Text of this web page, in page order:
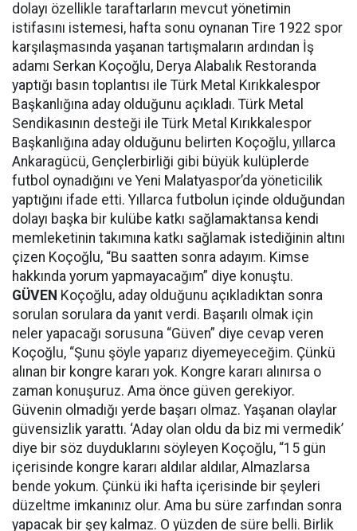
dolayı özellikle taraftarların mevcut yönetimin
istifasını istemesi, hafta sonu oynanan Tire 1922 spor
karşılaşmasında yaşanan tartışmaların ardından İş
adamı Serkan Koçoğlu, Derya Alabalık Restoranda
yaptığı basın toplantısı ile Türk Metal Kırıkkalespor
Başkanlığına aday olduğunu açıkladı. Türk Metal
Sendikasının desteği ile Türk Metal Kırıkkalespor
Başkanlığına aday olduğunu belirten Koçoğlu, yıllarca
Ankaragücü, Gençlerbirliği gibi büyük kulüplerde
futbol oynadığını ve Yeni Malatyaspor’da yöneticilik
yaptığını ifade etti. Yıllarca futbolun içinde olduğundan
dolayı başka bir kulübe katkı sağlamaktansa kendi
memleketinin takımına katkı sağlamak istediğinin altını
çizen Koçoğlu, “Bu saatten sonra adayım. Kimse
hakkında yorum yapmayacağım” diye konuştu.
GÜVEN Koçoğlu, aday olduğunu açıkladıktan sonra
sorulan sorulara da yanıt verdi. Başarılı olmak için
neler yapacağı sorusuna “Güven” diye cevap veren
Koçoğlu, “Şunu şöyle yaparız diyemeyeceğim. Çünkü
alınan bir kongre kararı yok. Kongre kararı alınırsa o
zaman konuşuruz. Ama önce güven gerekiyor.
Güvenin olmadığı yerde başarı olmaz. Yaşanan olaylar
güvensizlik yarattı. ‘Aday olan oldu da biz mi vermedik’
diye bir söz duyduklarını söyleyen Koçoğlu, “15 gün
içerisinde kongre kararı aldılar aldılar, Almazlarsa
bende yokum. Çünkü iki hafta içerisinde bir şeyleri
düzeltme imkanınız olur. Ama bu süre zarfından sonra
yapacak bir şey kalmaz. O yüzden de süre belli. Birlik